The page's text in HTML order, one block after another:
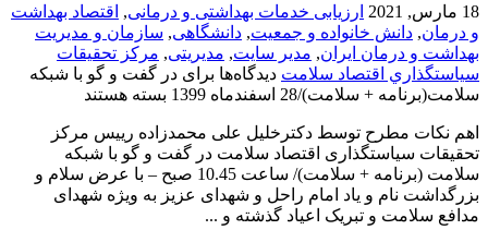
18 مارس, 2021 ارزیابی خدمات بهداشتی و درمانی, اقتصاد بهداشت
و درمان, دانش خانواده و جمعیت, دانشگاهی, سازمان و مدیریت
بهداشت و درمان ایران, مدیر سایت, مدیریتی, مركز تحقيقات
سياستگذاري اقتصاد سلامت دیدگاه‌ها برای در گفت و گو با شبکه
سلامت(برنامه + سلامت)/28 اسفندماه 1399
بسته هستند
اهم نکات مطرح توسط دکترخلیل علی محمدزاده رییس مرکز
تحقیقات سیاستگذاری اقتصاد سلامت در گفت و گو با شبکه
سلامت (برنامه + سلامت)/ ساعت 10.45 صبح – با عرض سلام و
بزرگداشت نام و یاد امام راحل و شهدای عزیز به ویژه شهدای
مدافع سلامت و تبریک اعیاد گذشته و ...